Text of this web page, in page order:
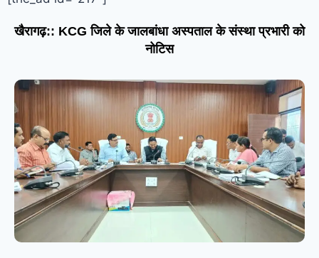
खैरागढ़:: KCG जिले के जालबांधा अस्पताल के संस्था प्रभारी को
नोटिस